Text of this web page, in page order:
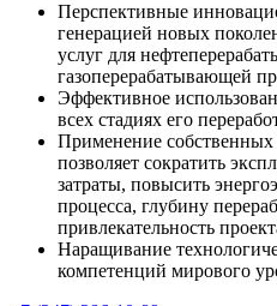
Перспективные
генерацией новых
услуг для
газоперерабатывающей
Эффективное
всех стадиях его
Применение
позволяет сократить
затраты, повысить
процесса, глубину
привлекательность
Наращивание
компетенций мирового